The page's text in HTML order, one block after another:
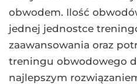
obwodem. Ilość
jednej jednostce
zaawansowania oraz
treningu obwodowego
najlepszym